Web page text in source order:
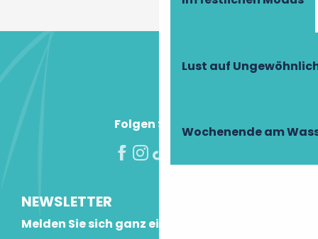
Lust auf
Wochenende am
Folgen Sie uns!
NEWSLETTER
Melden Sie sich ganz einfach an!